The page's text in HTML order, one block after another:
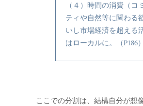
（４）時間の消費（コ
ティや自然等に関わる
いし市場経済を超える
はローカルに。（P186）
ここでの分割は、結構自分が想